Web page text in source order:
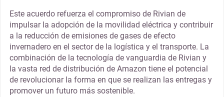
Este acuerdo refuerza el compromiso de Rivian de
impulsar la adopción de la movilidad eléctrica y contribuir
a la reducción de emisiones de gases de efecto
invernadero en el sector de la logística y el transporte. La
combinación de la tecnología de vanguardia de Rivian y
la vasta red de distribución de Amazon tiene el potencial
de revolucionar la forma en que se realizan las entregas y
promover un futuro más sostenible.